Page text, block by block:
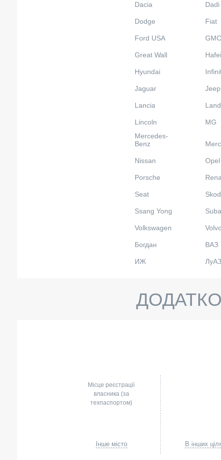
Dacia Dadi
Dodge Fiat
Ford USA GMC
Great Wall Hafei
Hyundai
Jaguar Jeep
Lancia
Lincoln
MG
Mercedes-
Benz
Nissan Opel
Porsche
Seat
Ssang Yong
Volkswagen
Богдан ВАЗ
ИЖ ЛуАЗ
Місце реєстрації
власника (за
техпаспортом)
Інше місто В інших